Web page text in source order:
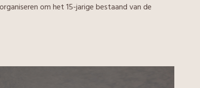
om het 15-jarige bestaand van de